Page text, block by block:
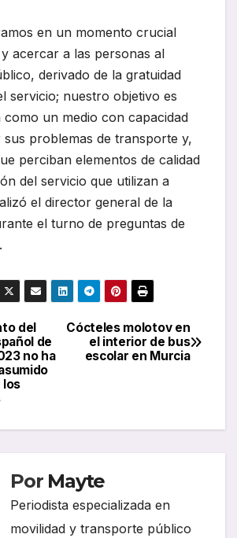
en un momento crucial
acercar a las personas al
derivado de la gratuidad
servicio; nuestro objetivo es
como un medio con capacidad
problemas de transporte y,
perciban elementos de calidad
del servicio que utilizan a
el director general de la
el turno de preguntas de
Cócteles molotov en
el interior de bus
escolar en Murcia
del
de
no ha
los
Por Mayte
Periodista especializada en
movilidad y transporte público